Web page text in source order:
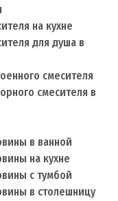
на кухне
для душа в
смесителя
смесителя в
в ванной
на кухне
с тумбой
в столешницу